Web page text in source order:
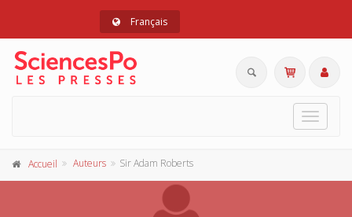
Français
Toggle
Accueil Auteurs Sir Adam Roberts